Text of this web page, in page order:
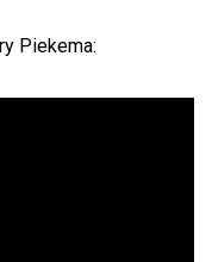
Piekema: